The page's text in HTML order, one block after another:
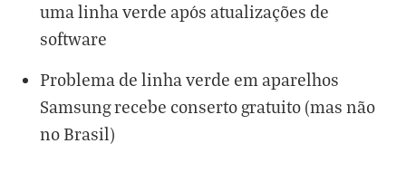
uma linha verde após atualizações de
software
Problema de linha verde em aparelhos
Samsung recebe conserto gratuito (mas não
no Brasil)